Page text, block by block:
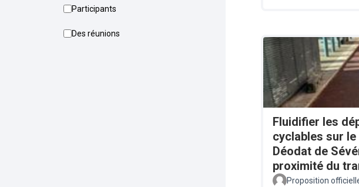
Participants
Des réunions
Fluidifier les
cyclables sur
Déodat de
proximité du
Proposition